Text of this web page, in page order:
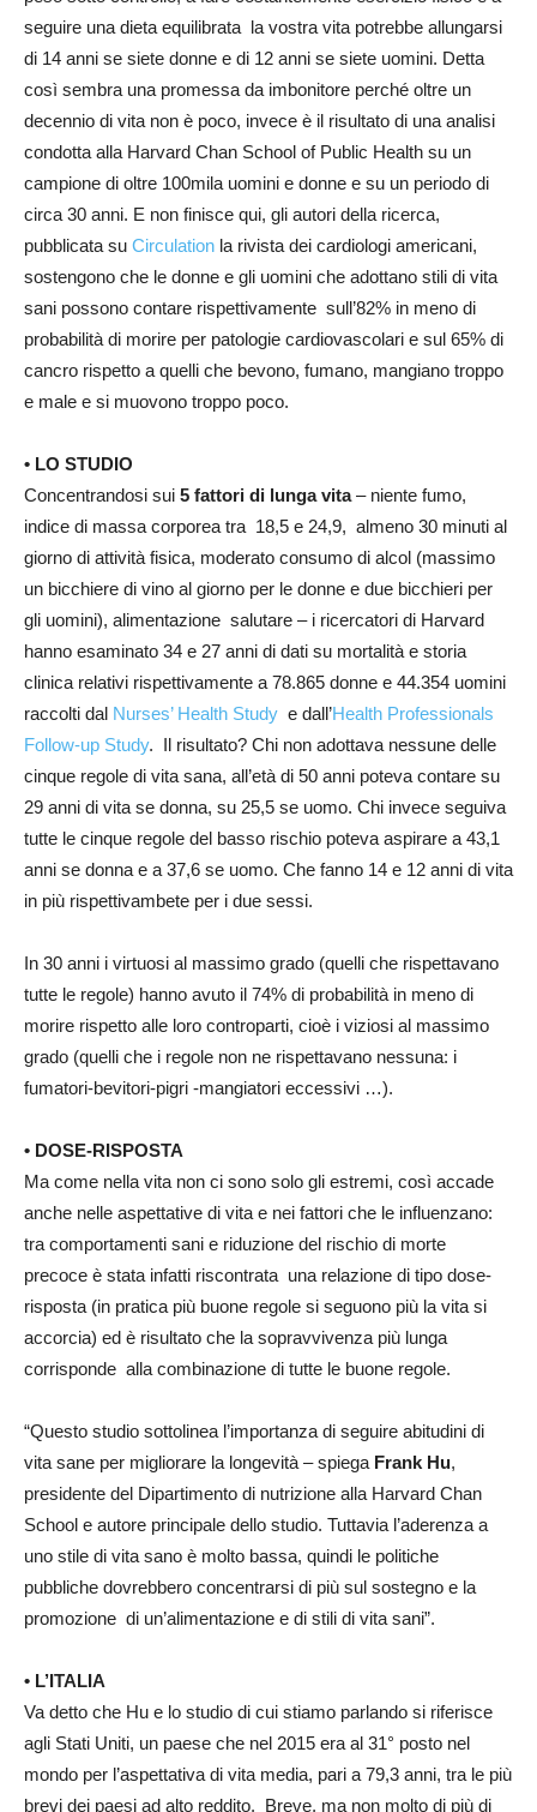
seguire una dieta equilibrata la vostra vita potrebbe allungarsi
di 14 anni se siete donne e di 12 anni se siete uomini. Detta
così sembra una promessa da imbonitore perché oltre un
decennio di vita non è poco, invece è il risultato di una analisi
condotta alla Harvard Chan School of Public Health su un
campione di oltre 100mila uomini e donne e su un periodo di
circa 30 anni. E non finisce qui, gli autori della ricerca,
pubblicata su Circulation la rivista dei cardiologi americani,
sostengono che le donne e gli uomini che adottano stili di vita
sani possono contare rispettivamente sull’82% in meno di
probabilità di morire per patologie cardiovascolari e sul 65% di
cancro rispetto a quelli che bevono, fumano, mangiano troppo
e male e si muovono troppo poco.
• LO STUDIO
Concentrandosi sui 5 fattori di lunga vita– niente fumo,
indice di massa corporea tra 18,5 e 24,9, almeno 30 minuti al
giorno di attività fisica, moderato consumo di alcol (massimo
un bicchiere di vino al giorno per le donne e due bicchieri per
gli uomini), alimentazione salutare – i ricercatori di Harvard
hanno esaminato 34 e 27 anni di dati su mortalità e storia
clinica relativi rispettivamente a 78.865 donne e 44.354 uomini
raccolti dal Nurses’ Health Study e dall’Health Professionals
Follow-up Study. Il risultato? Chi non adottava nessune delle
cinque regole di vita sana, all’età di 50 anni poteva contare su
29 anni di vita se donna, su 25,5 se uomo. Chi invece seguiva
tutte le cinque regole del basso rischio poteva aspirare a 43,1
anni se donna e a 37,6 se uomo. Che fanno 14 e 12 anni di vita
in più rispettivambete per i due sessi.
In 30 anni i virtuosi al massimo grado (quelli che rispettavano
tutte le regole) hanno avuto il 74% di probabilità in meno di
morire rispetto alle loro controparti, cioè i viziosi al massimo
grado (quelli che i regole non ne rispettavano nessuna: i
fumatori-bevitori-pigri -mangiatori eccessivi …).
• DOSE-RISPOSTA
Ma come nella vita non ci sono solo gli estremi, così accade
anche nelle aspettative di vita e nei fattori che le influenzano:
tra comportamenti sani e riduzione del rischio di morte
precoce è stata infatti riscontrata una relazione di tipo dose-
risposta (in pratica più buone regole si seguono più la vita si
accorcia) ed è risultato che la sopravvivenza più lunga
corrisponde alla combinazione di tutte le buone regole.
“Questo studio sottolinea l’importanza di seguire abitudini di
vita sane per migliorare la longevità – spiega Frank Hu,
presidente del Dipartimento di nutrizione alla Harvard Chan
School e autore principale dello studio. Tuttavia l’aderenza a
uno stile di vita sano è molto bassa, quindi le politiche
pubbliche dovrebbero concentrarsi di più sul sostegno e la
promozione di un’alimentazione e di stili di vita sani”.
• L’ITALIA
Va detto che Hu e lo studio di cui stiamo parlando si riferisce
agli Stati Uniti, un paese che nel 2015 era al 31° posto nel
mondo per l’aspettativa di vita media, pari a 79,3 anni, tra le più
brevi dei paesi ad alto reddito. Breve, ma non molto di più di